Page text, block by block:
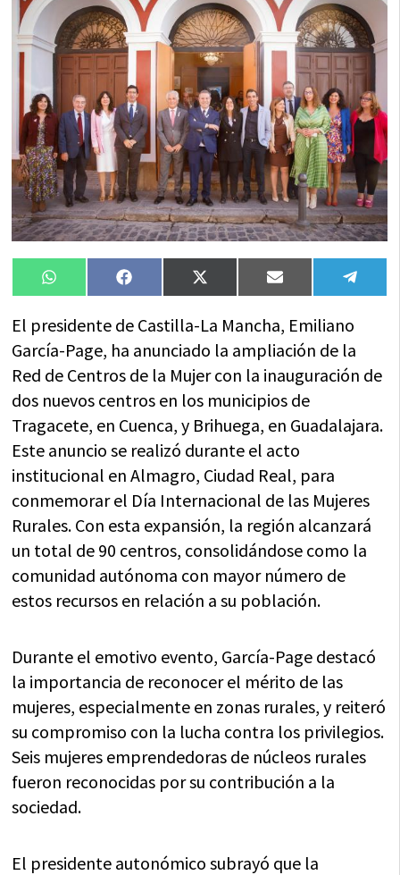
Compartir
en
WhatsAppCompartir
en
FacebookCompartir
en
X
(Twitter)
Compartir
en
Email
en
El presidente de Castilla-La Mancha, Emiliano
García-Page, ha anunciado la ampliación de la
Red de Centros de la Mujer con la inauguración de
dos nuevos centros en los municipios de
Tragacete, en Cuenca, y Brihuega, en Guadalajara.
Este anuncio se realizó durante el acto
institucional en Almagro, Ciudad Real, para
conmemorar el Día Internacional de las Mujeres
Rurales. Con esta expansión, la región alcanzará
un total de 90 centros, consolidándose como la
comunidad autónoma con mayor número de
estos recursos en relación a su población.
Durante el emotivo evento, García-Page destacó
la importancia de reconocer el mérito de las
mujeres, especialmente en zonas rurales, y reiteró
su compromiso con la lucha contra los privilegios.
Seis mujeres emprendedoras de núcleos rurales
fueron reconocidas por su contribución a la
sociedad.
El presidente autonómico subrayó que la